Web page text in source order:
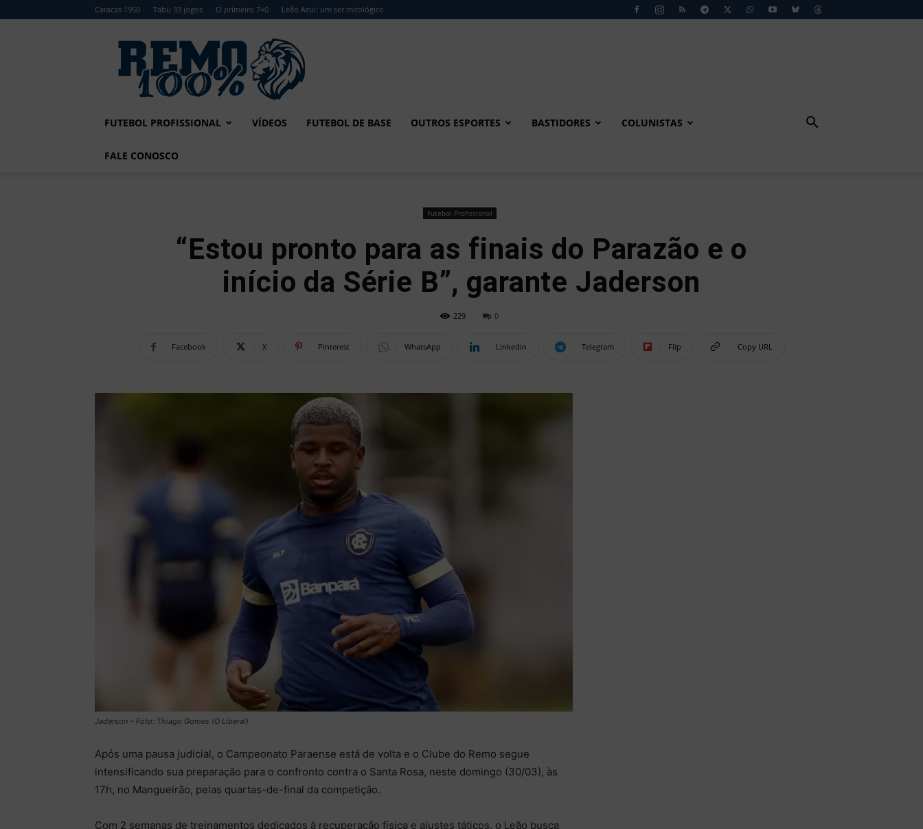
Caracas 1950 Tabu 33 jogos O primeiro 7×0 Leão Azul: um ser mitológico
Remo
FUTEBOL PROFISSIONAL VÍDEOS FUTEBOL DE BASE OUTROS ESPORTES BASTIDORES COLUNISTAS
FALE CONOSCO
Futebol Profissional
“Estou pronto para as finais do Parazão e o
início da Série B”, garante Jaderson
229 0
Facebook X Pinterest WhatsApp Linkedin Telegram Flip Copy URL
Jaderson – Foto: Thiago Gomes (O Liberal)
Após uma pausa judicial, o Campeonato Paraense está de volta e o Clube do Remo segue
intensificando sua preparação para o confronto contra o Santa Rosa, neste domingo (30/03), às
17h, no Mangueirão, pelas quartas-de-final da competição.
Com 2 semanas de treinamentos dedicados à recuperação física e ajustes táticos, o Leão busca